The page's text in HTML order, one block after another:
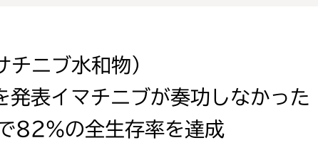
ニブ水和物）
表イマチニブが奏功しなかった
82%の全生存率を達成